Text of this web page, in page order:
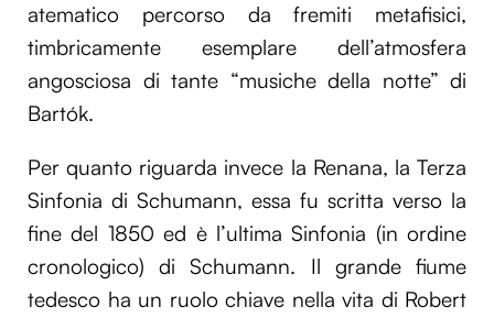
atematico percorso da fremiti metafisici,
timbricamente esemplare dell’atmosfera
angosciosa di tante “musiche della notte” di
Bartók.
Per quanto riguarda invece la Renana, la Terza
Sinfonia di Schumann, essa fu scritta verso la
fine del 1850 ed è l’ultima Sinfonia (in ordine
cronologico) di Schumann. Il grande fiume
tedesco ha un ruolo chiave nella vita di Robert